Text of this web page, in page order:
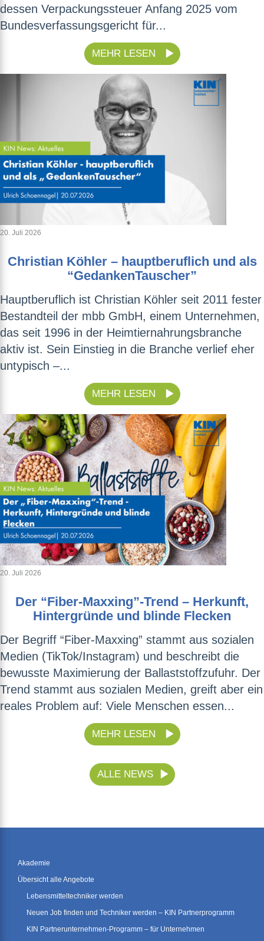
dessen Verpackungssteuer Anfang 2025 vom
Bundesverfassungsgericht für...
MEHR LESEN
20. Juli 2026
Christian Köhler – hauptberuflich und als
“GedankenTauscher”
Hauptberuflich ist Christian Köhler seit 2011 fester
Bestandteil der mbb GmbH, einem Unternehmen,
das seit 1996 in der Heimtiernahrungsbranche
aktiv ist. Sein Einstieg in die Branche verlief eher
untypisch –...
MEHR LESEN
20. Juli 2026
Der “Fiber-Maxxing”-Trend – Herkunft,
Hintergründe und blinde Flecken
Der Begriff “Fiber-Maxxing” stammt aus sozialen
Medien (TikTok/Instagram) und beschreibt die
bewusste Maximierung der Ballaststoffzufuhr. Der
Trend stammt aus sozialen Medien, greift aber ein
reales Problem auf: Viele Menschen essen...
MEHR LESEN
ALLE NEWS
Akademie
Übersicht alle Angebote
Lebensmitteltechniker werden
Neuen Job finden und Techniker werden – KIN Partnerprogramm
KIN Partnerunternehmen-Programm – für Unternehmen